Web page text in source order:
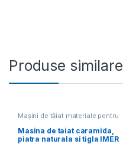
Produse similare
Mașini de tăiat materiale pentru
construcții
construcții
Masina de taiat caramida,
piatra naturala si tigla IMER